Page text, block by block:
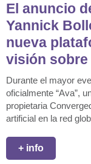
El anuncio
Yannick
nueva
visión sobre
Durante el mayor
oficialmente “Ava”,
propietaria
artificial en la red
+ info